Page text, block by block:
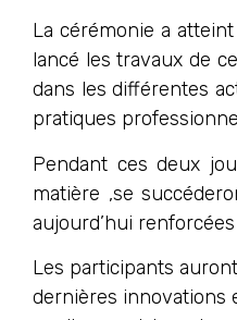
La cérémonie a
lancé les travaux de
dans les différentes
pratiques
Pendant ces deux
matière ,se
aujourd’hui
Les participants
dernières innovations